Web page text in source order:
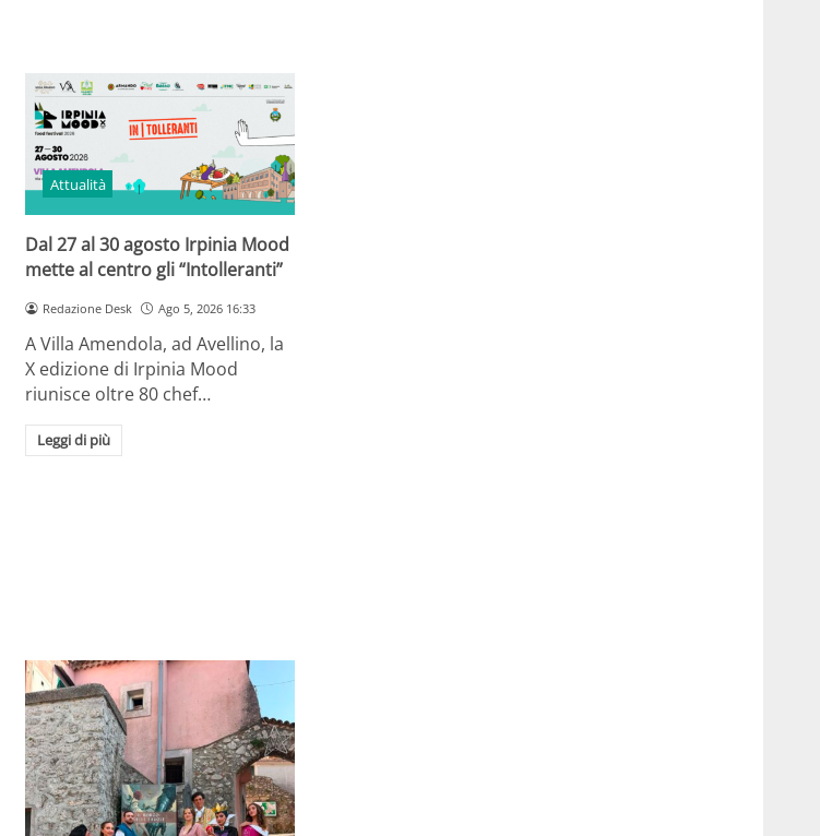
Attualità
Dal 27 al 30 agosto Irpinia Mood
mette al centro gli “Intolleranti”
Redazione Desk Ago 5, 2026 16:33
A Villa Amendola, ad Avellino, la
X edizione di Irpinia Mood
riunisce oltre 80 chef…
Leggi di più